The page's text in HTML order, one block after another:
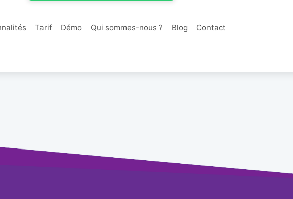
Tarif Démo Qui sommes-nous ? Blog Contact